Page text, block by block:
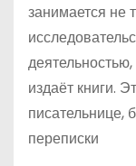
занимается не
издаёт книги.
писательнице,
переписки